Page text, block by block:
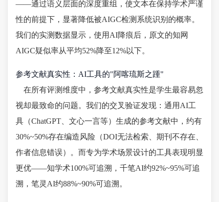
——通过语义层面的深度重组，使文本在保持学术严谨
性的前提下，显著降低被AIGC检测系统识别的概率。
我们的实测数据显示，使用AI降痕后，原文的知网
AIGC疑似率从平均52%降至12%以下。
参考文献真实性：AI工具的"阿喀琉斯之踵"
在所有评测维度中，参考文献真实性是学生最容易忽
视却最致命的问题。我们的交叉验证发现：通用AI工
具（ChatGPT、文心一言等）生成的参考文献中，约有
30%~50%存在编造风险（DOI无法检索、期刊不存在、
作者信息错误）。而专为学术场景设计的工具表现明显
更优——知学术100%可追溯，千笔AI约92%~95%可追
溯，笔灵AI约88%~90%可追溯。